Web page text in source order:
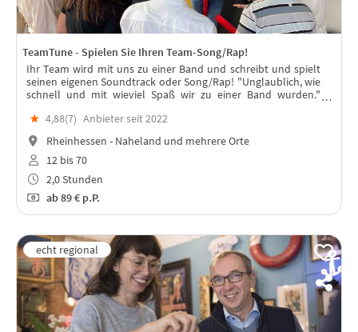
TeamTune - Spielen Sie Ihren Team-Song/Rap!
Ihr Team wird mit uns zu einer Band und schreibt und spielt
seinen eigenen Soundtrack oder Song/Rap! "Unglaublich, wie
schnell und mit wieviel Spaß wir zu einer Band wurden."
★ 4,88(7) Anbieter seit 2022
Rheinhessen - Naheland und mehrere Orte
12 bis 70
2,0 Stunden
ab89 € p.P.